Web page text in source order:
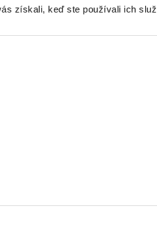
získali, keď ste používali ich